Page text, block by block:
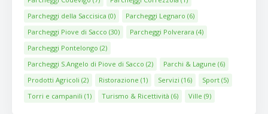
Parcheggi della Saccisica (0) Parcheggi Legnaro (6)
Parcheggi Piove di Sacco (30) Parcheggi Polverara (4)
Parcheggi Pontelongo (2)
Parcheggi S.Angelo di Piove di Sacco (2) Parchi & Lagune (6)
Prodotti Agricoli (2) Ristorazione (1) Servizi (16) Sport (5)
Torri e campanili (1) Turismo & Ricettività (6) Ville (9)